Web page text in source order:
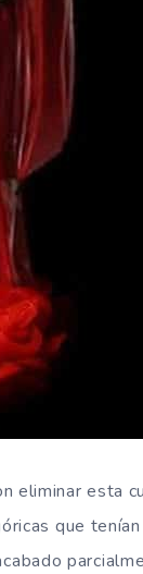
eliminar esta
que